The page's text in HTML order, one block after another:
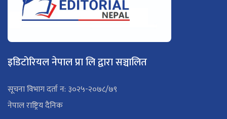
इडिटोरियल नेपाल प्रा लि द्वारा सञ्चालित
सूचना विभाग दर्ता न: ३०२५-२०७८/७९
नेपाल राष्ट्रिय दैनिक